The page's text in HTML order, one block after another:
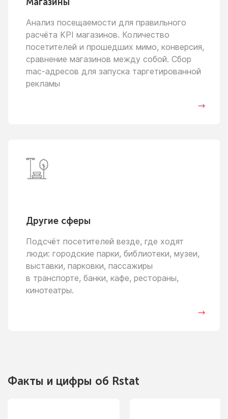
Анализ посещаемости для правильного
расчёта KPI магазинов. Количество
посетителей и прошедших мимо, конверсия,
сравнение магазинов между собой. Сбор
mac-адресов для запуска таргетированной
рекламы
Другие сферы
Подсчёт посетителей везде, где ходят
люди: городские парки, библиотеки, музеи,
выставки, парковки, пассажиры
в транспорте, банки, кафе, рестораны,
кинотеатры.
Факты и цифры об Rstat